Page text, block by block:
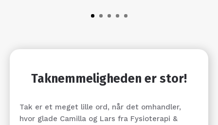
Taknemmeligheden er stor!
Tak er et meget lille ord, når det omhandler,
hvor glade Camilla og Lars fra Fysioterapi &